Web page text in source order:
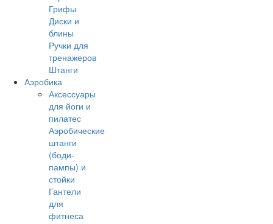
Грифы
Диски и
блины
Ручки для
тренажеров
Штанги
Аэробика
Аксессуары
для йоги и
пилатес
Аэробические
штанги
(боди-
пампы) и
стойки
Гантели
для
фитнеса